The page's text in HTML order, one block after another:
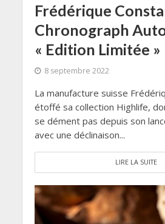
Frédérique
Chronograph
« Edition Limitée »
8 septembre 2022
La manufacture suisse
étoffé sa collection Highlife,
se dément pas depuis son
avec une déclinaison...
LIRE LA SUITE